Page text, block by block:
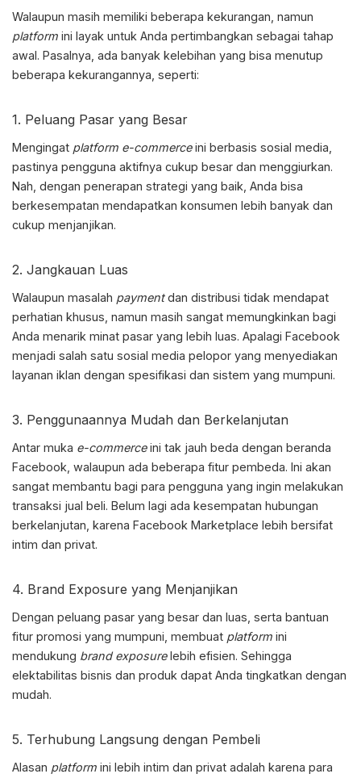
Walaupun masih memiliki beberapa kekurangan, namun
platform ini layak untuk Anda pertimbangkan sebagai tahap
awal. Pasalnya, ada banyak kelebihan yang bisa menutup
beberapa kekurangannya, seperti:
1. Peluang Pasar yang Besar
Mengingat platform e-commerceini berbasis sosial media,
pastinya pengguna aktifnya cukup besar dan menggiurkan.
Nah, dengan penerapan strategi yang baik, Anda bisa
berkesempatan mendapatkan konsumen lebih banyak dan
cukup menjanjikan.
2. Jangkauan Luas
Walaupun masalah paymentdan distribusi tidak mendapat
perhatian khusus, namun masih sangat memungkinkan bagi
Anda menarik minat pasar yang lebih luas. Apalagi Facebook
menjadi salah satu sosial media pelopor yang menyediakan
layanan iklan dengan spesifikasi dan sistem yang mumpuni.
3. Penggunaannya Mudah dan Berkelanjutan
Antar muka e-commerceini tak jauh beda dengan beranda
Facebook, walaupun ada beberapa fitur pembeda. Ini akan
sangat membantu bagi para pengguna yang ingin melakukan
transaksi jual beli. Belum lagi ada kesempatan hubungan
berkelanjutan, karena Facebook Marketplace lebih bersifat
intim dan privat.
4. Brand Exposure yang Menjanjikan
Dengan peluang pasar yang besar dan luas, serta bantuan
fitur promosi yang mumpuni, membuat platform ini
mendukung brand exposurelebih efisien. Sehingga
elektabilitas bisnis dan produk dapat Anda tingkatkan dengan
mudah.
5. Terhubung Langsung dengan Pembeli
Alasan platform ini lebih intim dan privat adalah karena para